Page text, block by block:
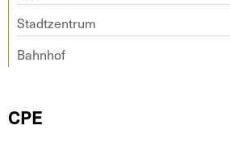
Stadtzentrum
Bahnhof
CPE